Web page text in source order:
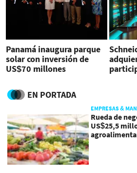
Panamá inaugura parque
solar con inversión de
US$70 millones
EN PORTADA
EMPRESAS &
Rueda de
US$25,5